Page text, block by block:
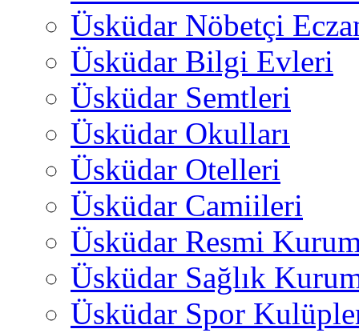
Üsküdar Nöbetçi
Üsküdar Bilgi Evleri
Üsküdar Semtleri
Üsküdar Okulları
Üsküdar Otelleri
Üsküdar Camiileri
Üsküdar Resmi
Üsküdar Sağlık
Üsküdar Spor